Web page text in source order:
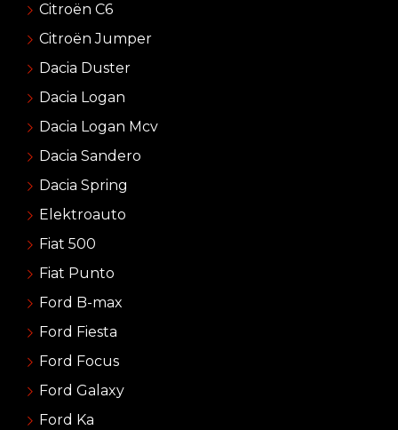
Citroën C6
Citroën Jumper
Dacia Duster
Dacia Logan
Dacia Logan Mcv
Dacia Sandero
Dacia Spring
Elektroauto
Fiat 500
Fiat Punto
Ford B-max
Ford Fiesta
Ford Focus
Ford Galaxy
Ford Ka